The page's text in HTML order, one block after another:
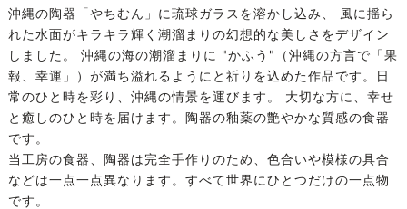
沖縄の陶器「やちむん」に琉球ガラスを溶かし込み、 風に揺ら
れた水面がキラキラ輝く潮溜まりの幻想的な美しさをデザイン
しました。 沖縄の海の潮溜まりに "かふう"（沖縄の方言で「果
報、幸運」）が満ち溢れるようにと祈りを込めた作品です。日
常のひと時を彩り、沖縄の情景を運びます。 大切な方に、幸せ
と癒しのひと時を届けます。陶器の釉薬の艶やかな質感の食器
です。
当工房の食器、陶器は完全手作りのため、色合いや模様の具合
などは一点一点異なります。すべて世界にひとつだけの一点物
です。